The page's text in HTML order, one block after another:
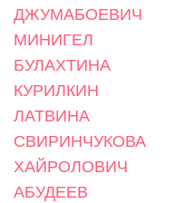
ДЖУМАБОЕВИЧ
МИНИГЕЛ
БУЛАХТИНА
КУРИЛКИН
ЛАТВИНА
СВИРИНЧУКОВА
ХАЙРОЛОВИЧ
АБУДЕЕВ